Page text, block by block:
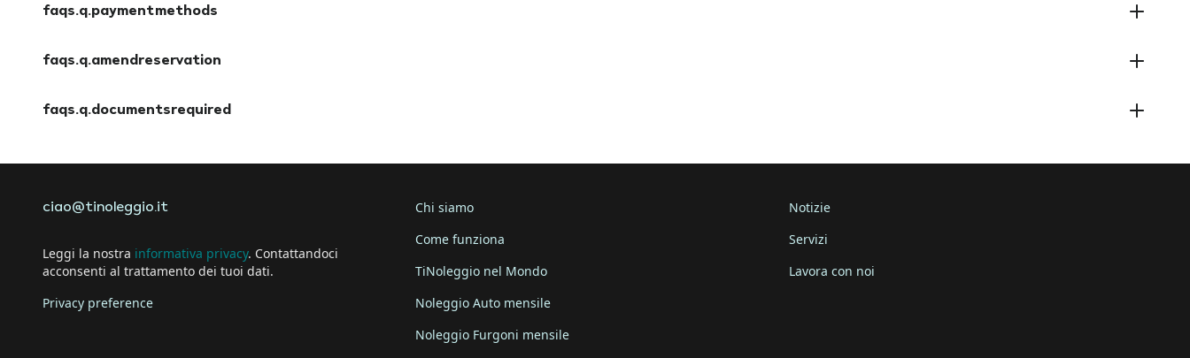
faqs.q.paymentmethods
faqs.q.amendreservation
faqs.q.documentsrequired
ciao@tinoleggio.it
Leggi la nostra informativa privacy. Contattandoci
acconsenti al trattamento dei tuoi dati.
Privacy preference
Chi siamo
Come funziona
TiNoleggio nel Mondo
Noleggio Auto mensile
Noleggio Furgoni mensile
Notizie
Servizi
Lavora con noi